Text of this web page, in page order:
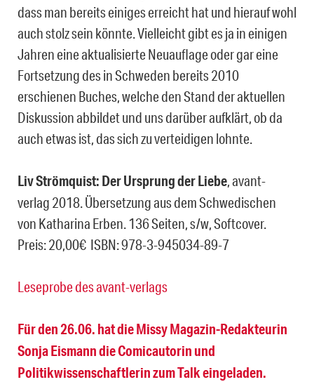
dass man bereits einiges erreicht hat und hierauf wohl
auch stolz sein könnte. Vielleicht gibt es ja in einigen
Jahren eine aktualisierte Neuauflage oder gar eine
Fortsetzung des in Schweden bereits 2010
erschienen Buches, welche den Stand der aktuellen
Diskussion abbildet und uns darüber aufklärt, ob da
auch etwas ist, das sich zu verteidigen lohnte.
Liv Strömquist: Der Ursprung der Liebe , avant-
verlag 2018. Übersetzung aus dem Schwedischen
von Katharina Erben. 136 Seiten, s/w, Softcover.
Preis: 20,00€ ISBN: 978-3-945034-89-7
Leseprobe des avant-verlags
Für den 26.06. hat die Missy Magazin-Redakteurin
Sonja Eismann die Comicautorin und
Politikwissenschaftlerin zum Talk eingeladen.